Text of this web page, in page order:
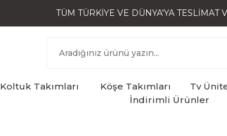
TÜM TÜRKİYE VE DÜNYA'YA TESLİMAT
Koltuk Takımları Köşe Takımları Tv
İndirimli Ürünler